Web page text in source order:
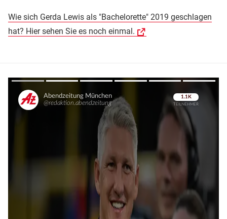
Wie sich Gerda Lewis als "Bachelorette" 2019 geschlagen
hat? Hier sehen Sie es noch einmal.
Überspringen